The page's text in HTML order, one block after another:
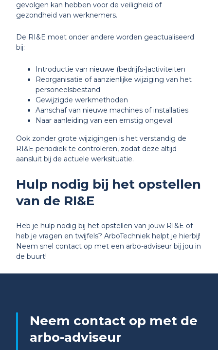
gevolgen kan hebben voor de veiligheid of
gezondheid van werknemers.
De RI&E moet onder andere worden geactualiseerd
bij:
Introductie van nieuwe (bedrijfs-)activiteiten
Reorganisatie of aanzienlijke wijziging van het
personeelsbestand
Gewijzigde werkmethoden
Aanschaf van nieuwe machines of installaties
Naar aanleiding van een ernstig ongeval
Ook zonder grote wijzigingen is het verstandig de
RI&E periodiek te controleren, zodat deze altijd
aansluit bij de actuele werksituatie.
Hulp nodig bij het opstellen
van de RI&E
Heb je hulp nodig bij het opstellen van jouw RI&E of
heb je vragen en twijfels? ArboTechniek helpt je hierbij!
Neem snel contact op met een arbo-adviseur bij jou in
de buurt!
Neem contact op met de
arbo-adviseur